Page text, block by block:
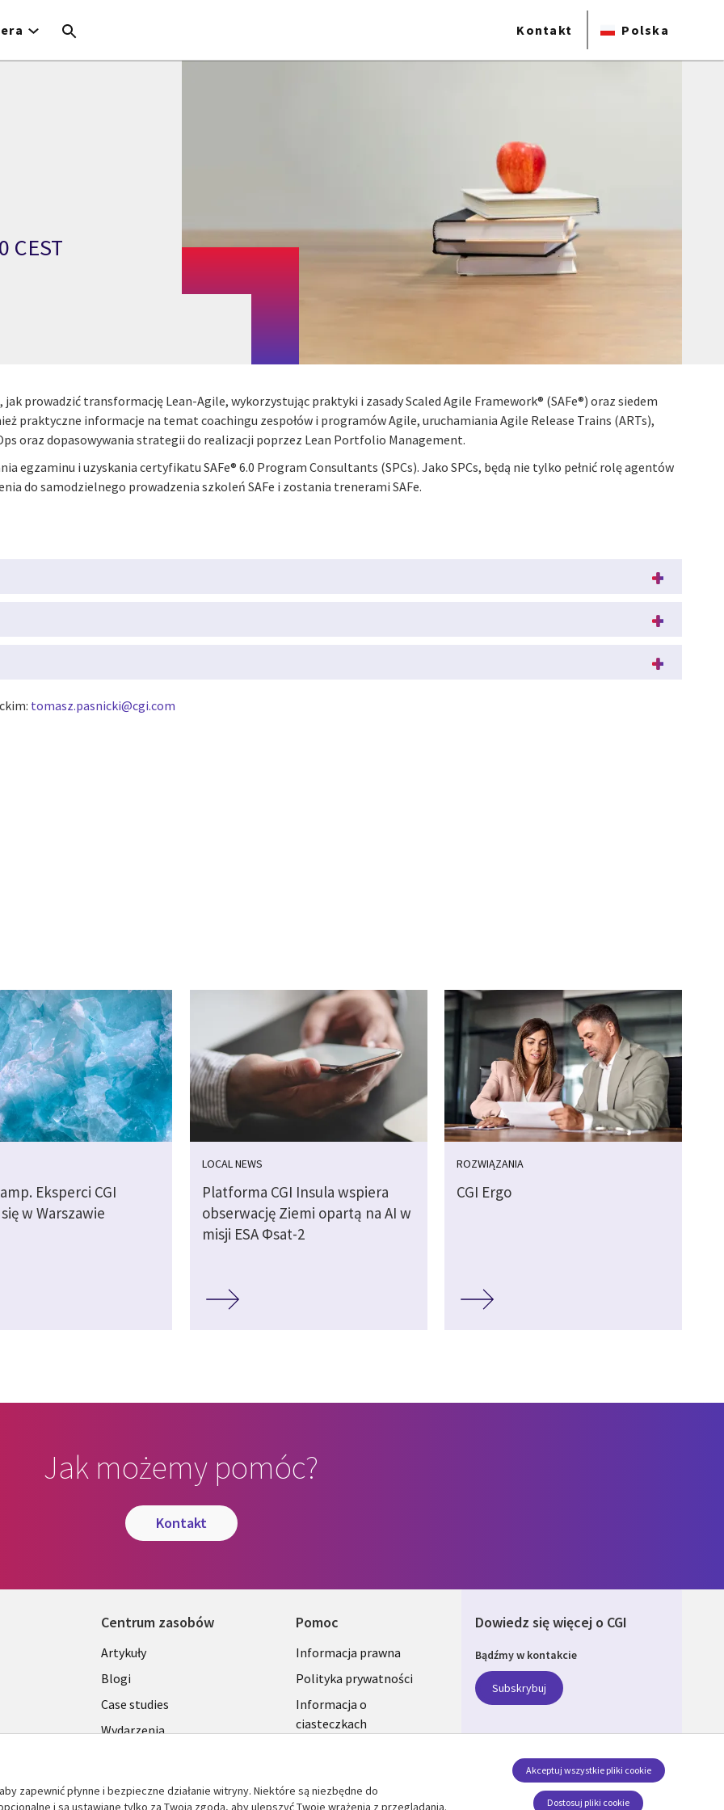
Kontakt Polska
CEST
prowadzić transformację Lean-Agile, wykorzystując praktyki i zasady Scaled Agile Framework® (SAFe®) oraz siedem
praktyczne informacje na temat coachingu zespołów i programów Agile, uruchamiania Agile Release Trains (ARTs),
oraz dopasowywania strategii do realizacji poprzez Lean Portfolio Management.
egzaminu i uzyskania certyfikatu SAFe® 6.0 Program Consultants (SPCs). Jako SPCs, będą nie tylko pełnić rolę agentów
do samodzielnego prowadzenia szkoleń SAFe i zostania trenerami SAFe.
tomasz.pasnicki@cgi.com
on Print
Eksperci CGI
w Warszawie
LOCAL NEWS
Platforma CGI Insula wspiera
obserwację Ziemi opartą na AI w
misji ESA Φsat-2
ROZWIĄZANIA
CGI Ergo
Jak możemy pomóc?
kontakt
Centrum zasobów
Library
Links
SECTIONS
POLSKA
Artykuły
Blogi
Case studies
Wydarzenia
Pomoc
Legal
SECTIONS
POLSKA
Informacja prawna
Polityka prywatności
Informacja o
ciasteczkach
Dowiedz się więcej o CGI
Bądźmy w kontakcie
Subskrybuj
Nasze profile
zapewnić płynne i bezpieczne działanie witryny. Niektóre są niezbędne do
i są ustawiane tylko za Twoją zgodą, aby ulepszyć Twoje wrażenia z przeglądania.
Dostosuj pliki cookie
Akceptuj wszystkie pliki cookie